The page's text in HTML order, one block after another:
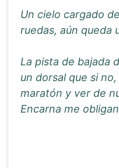
Un cielo cargado
ruedas, aún queda
La pista de bajada
un dorsal que si
maratón y ver de
Encarna me